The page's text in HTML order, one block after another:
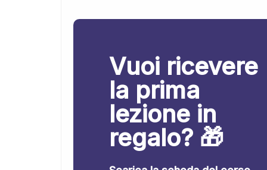
Vuoi ricevere
la prima
lezione in
regalo? 🎁